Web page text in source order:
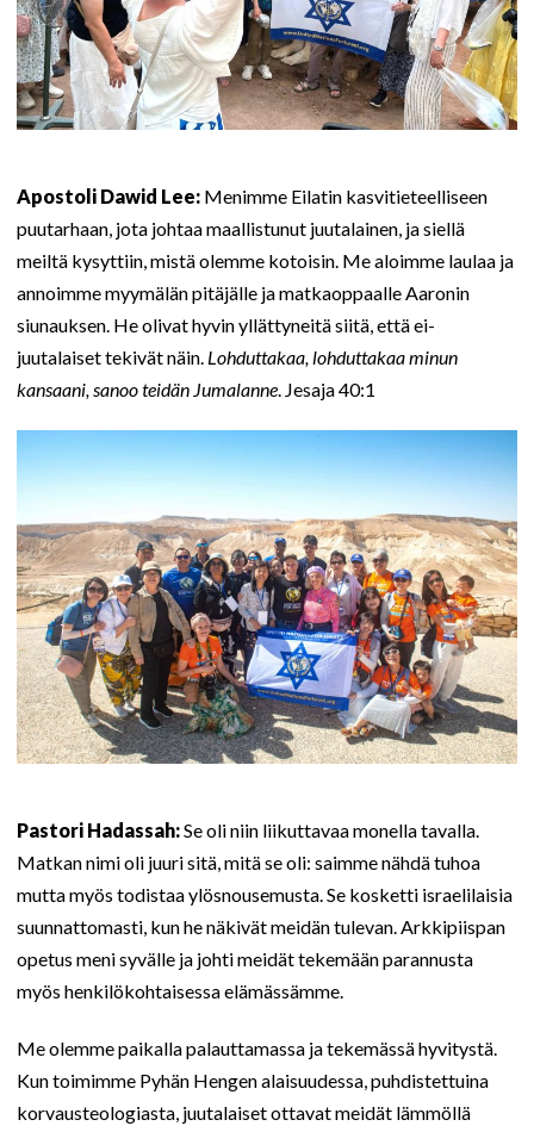
Apostoli Dawid Lee: Menimme Eilatin kasvitieteelliseen
puutarhaan, jota johtaa maallistunut juutalainen, ja siellä
meiltä kysyttiin, mistä olemme kotoisin. Me aloimme laulaa ja
annoimme myymälän pitäjälle ja matkaoppaalle Aaronin
siunauksen. He olivat hyvin yllättyneitä siitä, että ei-
juutalaiset tekivät näin. Lohduttakaa, lohduttakaa minun
kansaani, sanoo teidän Jumalanne . Jesaja 40:1
Pastori Hadassah:Se oli niin liikuttavaa monella tavalla.
Matkan nimi oli juuri sitä, mitä se oli: saimme nähdä tuhoa
mutta myös todistaa ylösnousemusta. Se kosketti israelilaisia
suunnattomasti, kun he näkivät meidän tulevan. Arkkipiispan
opetus meni syvälle ja johti meidät tekemään parannusta
myös henkilökohtaisessa elämässämme.
Me olemme paikalla palauttamassa ja tekemässä hyvitystä.
Kun toimimme Pyhän Hengen alaisuudessa, puhdistettuina
korvausteologiasta, juutalaiset ottavat meidät lämmöllä